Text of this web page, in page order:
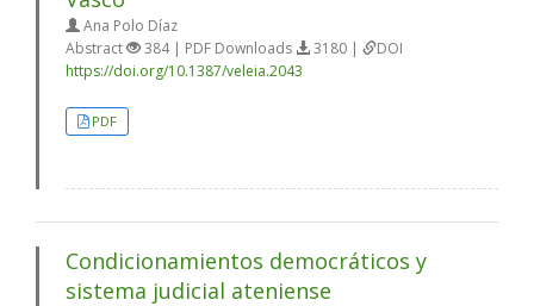
Ana Polo Díaz
Abstract
384 | PDF Downloads 3180 |
DOI
https://doi.org/10.1387/veleia.2043
PDF
Condicionamientos democráticos y
sistema judicial ateniense